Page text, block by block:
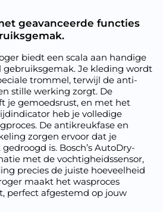
geavanceerde functies
biedt een scala aan handige
Je kleding wordt
trommel, terwijl de anti-
stille werking zorgt. De
je gemoedsrust, en met het
heb je volledige
De antikreukfase en
zorgen ervoor dat je
is. Bosch’s AutoDry-
met de vochtigheidssensor,
precies de juiste hoeveelheid
maakt het wasproces
perfect afgestemd op jouw